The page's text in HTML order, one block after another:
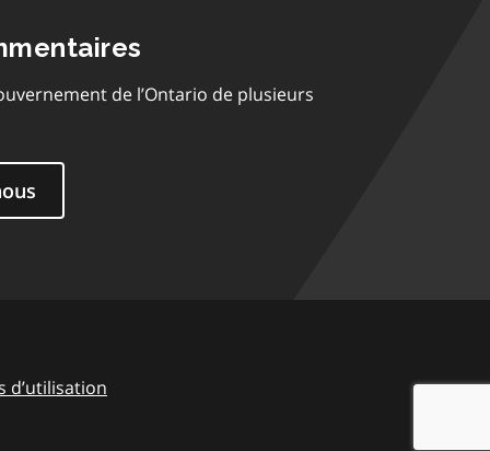
de l’Ontario de plusieurs
d’utilisation